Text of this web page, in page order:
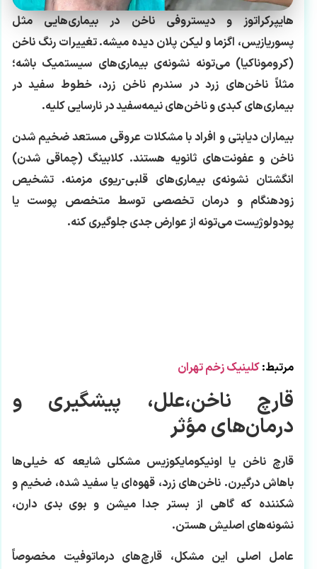
هایپرکراتوز و دیستروفی ناخن در بیماری‌هایی مثل
پسوریازیس، اگزما و لیکن پلان دیده میشه. تغییرات رنگ ناخن
(کروموناکیا) می‌تونه نشونه‌ی بیماری‌های سیستمیک باشه؛
مثلاً ناخن‌های زرد در سندرم ناخن زرد، خطوط سفید در
بیماری‌های کبدی و ناخن‌های نیمه‌سفید در نارسایی کلیه.
بیماران دیابتی و افراد با مشکلات عروقی مستعد ضخیم شدن
ناخن و عفونت‌های ثانویه هستند. کلابینگ (چماقی شدن)
انگشتان نشونه‌ی بیماری‌های قلبی-ریوی مزمنه. تشخیص
زودهنگام و درمان تخصصی توسط متخصص پوست یا
پودولوژیست می‌تونه از عوارض جدی جلوگیری کنه.
مرتبط:کلینیک زخم تهران
قارچ ناخن،علل، پیشگیری و
درمان‌های مؤثر
قارچ ناخن یا اونیکومایکوزیس مشکلی شایعه که خیلی‌ها
باهاش درگیرن. ناخن‌های زرد، قهوه‌ای یا سفید شده، ضخیم و
شکننده که گاهی از بستر جدا میشن و بوی بدی دارن،
نشونه‌های اصلیش هستن.
عامل اصلی این مشکل، قارچ‌های درماتوفیت مخصوصاً